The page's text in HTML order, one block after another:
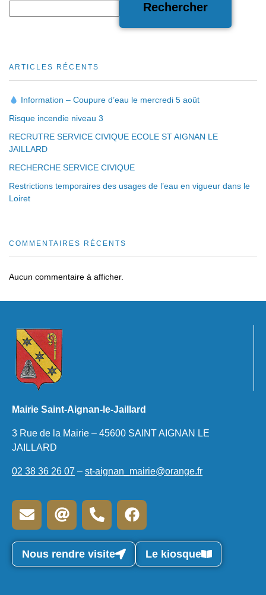
Rechercher
ARTICLES RÉCENTS
Information – Coupure d’eau le mercredi 5 août
Risque incendie niveau 3
RECRUTRE SERVICE CIVIQUE ECOLE ST AIGNAN LE
JAILLARD
RECHERCHE SERVICE CIVIQUE
Restrictions temporaires des usages de l’eau en vigueur dans le
Loiret
COMMENTAIRES RÉCENTS
Aucun commentaire à afficher.
Mairie Saint-Aignan-le-Jaillard
3 Rue de la Mairie – 45600 SAINT AIGNAN LE
JAILLARD
02 38 36 26 07 – st-aignan_mairie@orange.fr
Nous rendre visite Le kiosque